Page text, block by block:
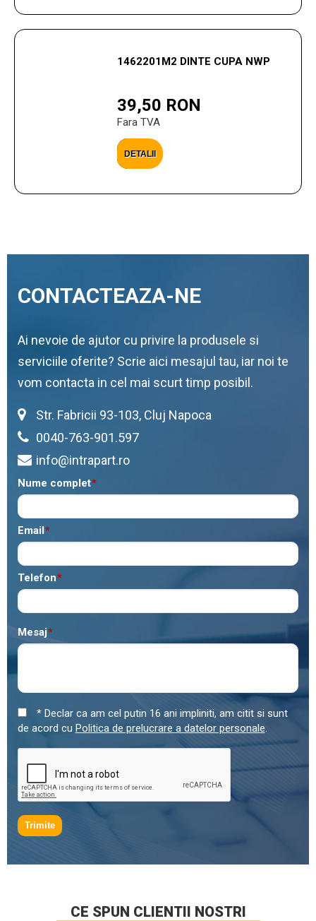
1462201M2 DINTE CUPA NWP
39,50 RON
Fara TVA
DETALII
CONTACTEAZA-NE
Ai nevoie de ajutor cu privire la produsele si
serviciile oferite? Scrie aici mesajul tau, iar noi te
vom contacta in cel mai scurt timp posibil.
Str. Fabricii 93-103, Cluj Napoca
0040-763-901.597
info@intrapart.ro
*
Nume complet
*
Email
*
Telefon
*
Mesaj
* Declar ca am cel putin 16 ani impliniti, am citit si sunt
de acord cu Politica de prelucrare a datelor personale.
Trimite
CE SPUN CLIENTII NOSTRI